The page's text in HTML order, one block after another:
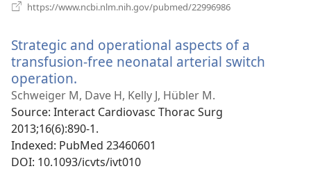
https://www.ncbi.nlm.nih.gov/pubmed/22996986
вікні)
Strategic and operational aspects of a
transfusion-free neonatal arterial switch
operation.
у
новому
вікні)
Schweiger M, Dave H, Kelly J, Hübler M.
Source‎: Interact Cardiovasc Thorac Surg
2013;16(6):890-1.
Indexed‎: PubMed 23460601
DOI‎: 10.1093/icvts/ivt010